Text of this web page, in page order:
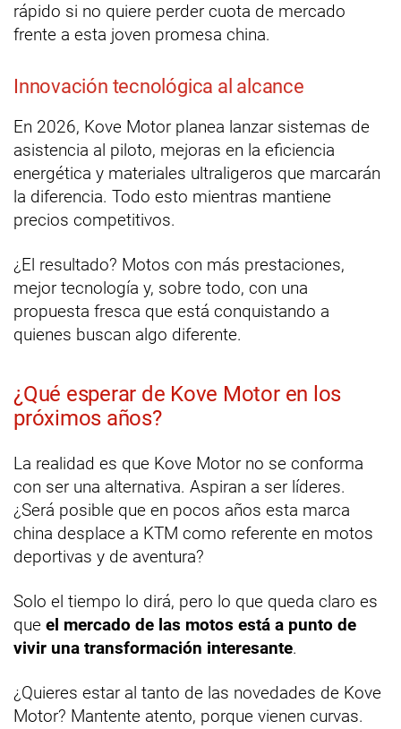
rápido si no quiere perder cuota de mercado
frente a esta joven promesa china.
Innovación tecnológica al alcance
En 2026, Kove Motor planea lanzar sistemas de
asistencia al piloto, mejoras en la eficiencia
energética y materiales ultraligeros que marcarán
la diferencia. Todo esto mientras mantiene
precios competitivos.
¿El resultado? Motos con más prestaciones,
mejor tecnología y, sobre todo, con una
propuesta fresca que está conquistando a
quienes buscan algo diferente.
¿Qué esperar de Kove Motor en los
próximos años?
La realidad es que Kove Motor no se conforma
con ser una alternativa. Aspiran a ser líderes.
¿Será posible que en pocos años esta marca
china desplace a KTM como referente en motos
deportivas y de aventura?
Solo el tiempo lo dirá, pero lo que queda claro es
que el mercado de las motos está a punto de
vivir una transformación interesante.
¿Quieres estar al tanto de las novedades de Kove
Motor? Mantente atento, porque vienen curvas.